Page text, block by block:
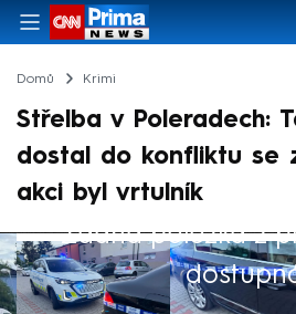
Domů Krimi
Střelba v Poleradech:
dostal do konfliktu se
akci byl vrtulník
Žádná položka z